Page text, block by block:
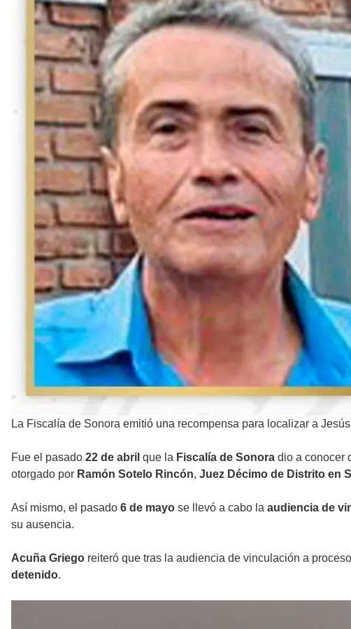
La Fiscalía de Sonora emitió una recompensa para localizar a
Fue el pasado 22 de abril que la Fiscalía de Sonora dio a conocer
otorgado por Ramón Sotelo Rincón, Juez Décimo de Distrito en
Así mismo, el pasado 6 de mayo se llevó a cabo la audiencia de
su ausencia.
Acuña Griego reiteró que tras la audiencia de vinculación a
detenido.